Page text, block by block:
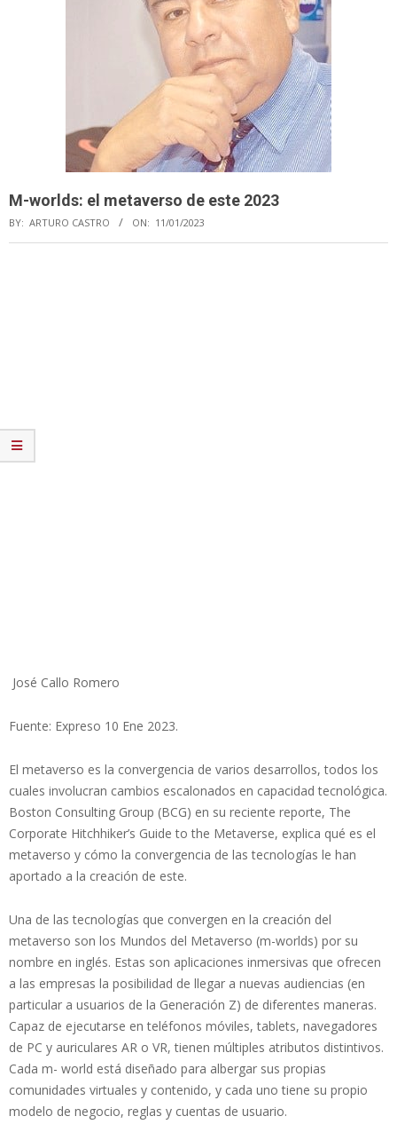
M-worlds: el metaverso de este 2023
BY: ARTURO CASTRO ON: 11/01/2023
José Callo Romero
Fuente: Expreso 10 Ene 2023.
El metaverso es la convergencia de varios desarrollos, todos los
cuales involucran cambios escalonados en capacidad tecnológica.
Boston Consulting Group (BCG) en su reciente reporte, The
Corporate Hitchhiker’s Guide to the Metaverse, explica qué es el
metaverso y cómo la convergencia de las tecnologías le han
aportado a la creación de este.
Una de las tecnologías que convergen en la creación del
metaverso son los Mundos del Metaverso (m-worlds) por su
nombre en inglés. Estas son aplicaciones inmersivas que ofrecen
a las empresas la posibilidad de llegar a nuevas audiencias (en
particular a usuarios de la Generación Z) de diferentes maneras.
Capaz de ejecutarse en teléfonos móviles, tablets, navegadores
de PC y auriculares AR o VR, tienen múltiples atributos distintivos.
Cada m- world está diseñado para albergar sus propias
comunidades virtuales y contenido, y cada uno tiene su propio
modelo de negocio, reglas y cuentas de usuario.